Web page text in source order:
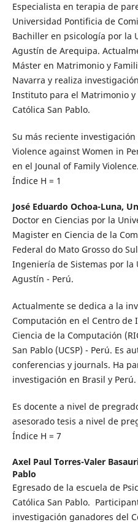
Especialista en terapia de
Universidad Pontificia de
Bachiller en psicología por la
Agustín de Arequipa.
Máster en Matrimonio y
Navarra y realiza
Instituto para el Matrimonio y
Católica San Pablo.
Su más reciente
Violence against Women in
en el Jounal of Family Violence.
Índice H = 1
José Eduardo Ochoa-Luna,
Doctor en Ciencias por la
Magister en Ciencia de la
Federal do Mato Grosso do
Ingeniería de Sistemas por la
Agustín - Perú.
Actualmente se dedica a la
Computación en el Centro de
Ciencia de la Computación
San Pablo (UCSP) - Perú. Es
conferencias y journals. Ha
investigación en Brasil y Perú.
Es docente a nivel de
asesorado tesis a nivel de
Índice H = 7
Axel Paul Torres-Valer
Pablo
Egresado de la escuela de
Católica San Pablo.
investigación ganadores del